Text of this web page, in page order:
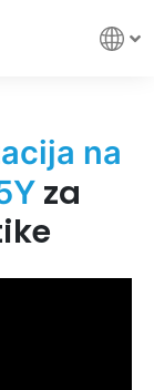
na
za